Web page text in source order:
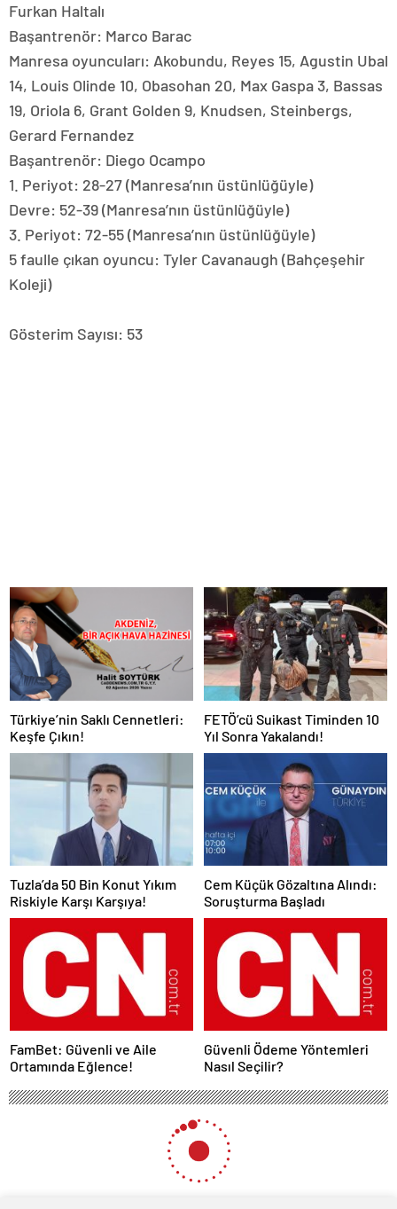
Furkan Haltalı
Başantrenör: Marco Barac
Manresa oyuncuları: Akobundu, Reyes 15, Agustin Ubal
14, Louis Olinde 10, Obasohan 20, Max Gaspa 3, Bassas
19, Oriola 6, Grant Golden 9, Knudsen, Steinbergs,
Gerard Fernandez
Başantrenör: Diego Ocampo
1. Periyot: 28-27 (Manresa’nın üstünlüğüyle)
Devre: 52-39 (Manresa’nın üstünlüğüyle)
3. Periyot: 72-55 (Manresa’nın üstünlüğüyle)
5 faulle çıkan oyuncu: Tyler Cavanaugh (Bahçeşehir
Koleji)
Gösterim Sayısı: 53
Türkiye’nin Saklı Cennetleri:
Keşfe Çıkın!
FETÖ’cü Suikast Timinden 10
Yıl Sonra Yakalandı!
Tuzla’da 50 Bin Konut Yıkım
Riskiyle Karşı Karşıya!
Cem Küçük Gözaltına Alındı:
Soruşturma Başladı
FamBet: Güvenli ve Aile
Ortamında Eğlence!
Güvenli Ödeme Yöntemleri
Nasıl Seçilir?